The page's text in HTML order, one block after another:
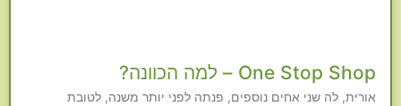
One Stop Shop – למה הכוונה?
אורית, לה שני אחים נוספים, פנתה לפני יותר משנה, לטובת